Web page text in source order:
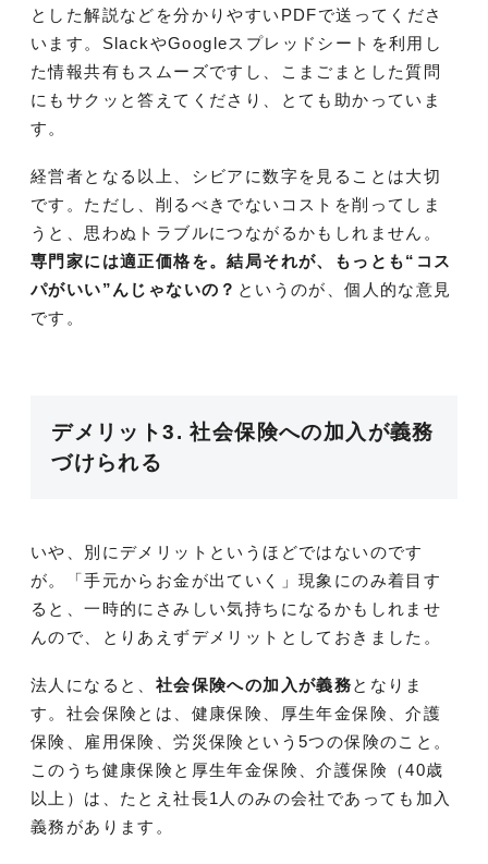
とした解説などを分かりやすいPDFで送ってくださ
います。SlackやGoogleスプレッドシートを利用し
た情報共有もスムーズですし、こまごまとした質問
にもサクッと答えてくださり、とても助かっていま
す。
経営者となる以上、シビアに数字を見ることは大切
です。ただし、削るべきでないコストを削ってしま
うと、思わぬトラブルにつながるかもしれません。
専門家には適正価格を。結局それが、もっとも“コス
パがいい”んじゃないの？ というのが、個人的な意見
です。
デメリット3. 社会保険への加入が義務
づけられる
いや、別にデメリットというほどではないのです
が。「手元からお金が出ていく」現象にのみ着目す
ると、一時的にさみしい気持ちになるかもしれませ
んので、とりあえずデメリットとしておきました。
法人になると、 社会保険への加入が義務となりま
す。社会保険とは、健康保険、厚生年金保険、介護
保険、雇用保険、労災保険という5つの保険のこと。
このうち健康保険と厚生年金保険、介護保険（40歳
以上）は、たとえ社長1人のみの会社であっても加入
義務があります。